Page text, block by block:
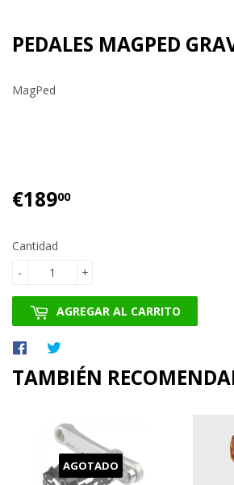
PEDALES MAGPED
MagPed
€18900€189.00
Cantidad
+
-
AGREGAR AL CARRITO
Compartir
en
Facebook
en
Twitter
TAMBIÉN
AGOTADO